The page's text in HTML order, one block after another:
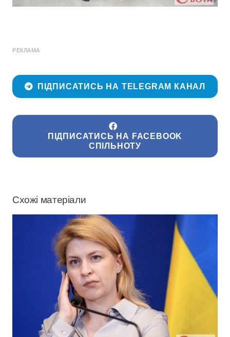
РЕКЛАМА
ПІДПИСАТИСЬ НА TELEGRAM КАНАЛ
ПІДПИСАТИСЬ НА FACEBOOK
СПІЛЬНОТУ
Схожі матеріали